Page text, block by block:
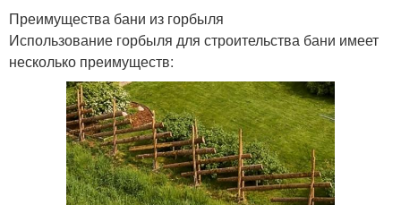
Преимущества бани из горбыля
Использование горбыля для строительства бани имеет
несколько преимуществ: